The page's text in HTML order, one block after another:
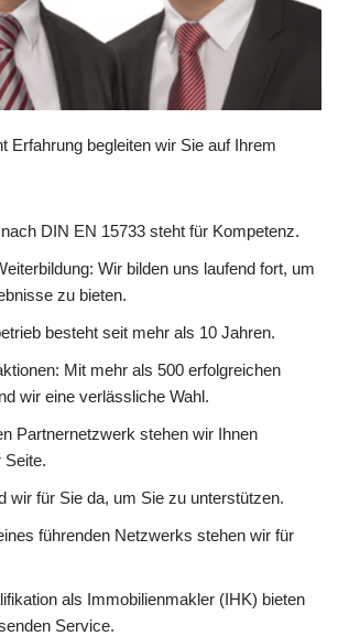
Erfahrung begleiten wir Sie auf Ihrem
DIN EN 15733 steht für Kompetenz.
Wir bilden uns laufend fort, um
zu bieten.
besteht seit mehr als 10 Jahren.
Mit mehr als 500 erfolgreichen
wir eine verlässliche Wahl.
Partnernetzwerk stehen wir Ihnen
Seite.
wir für Sie da, um Sie zu unterstützen.
führenden Netzwerks stehen wir für
als Immobilienmakler (IHK) bieten
Service.